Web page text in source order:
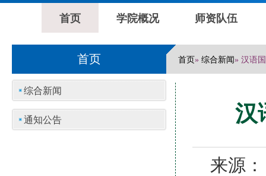
首页 学院概况 师资队伍
首页 首页» 综合新闻» 汉语
综合新闻
通知公告 汉
来源